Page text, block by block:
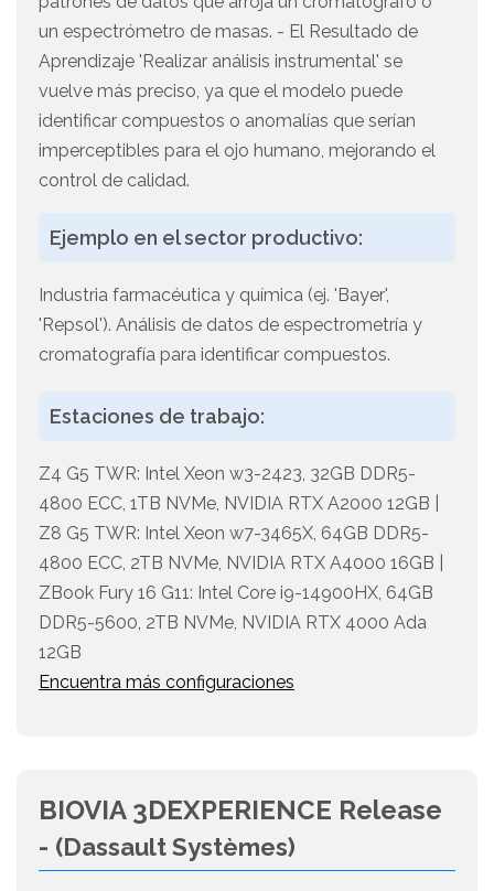
un espectrómetro de masas. - El Resultado de
Aprendizaje 'Realizar análisis instrumental' se
vuelve más preciso, ya que el modelo puede
identificar compuestos o anomalías que serían
imperceptibles para el ojo humano, mejorando el
control de calidad.
Ejemplo en el sector productivo:
Industria farmacéutica y química (ej. 'Bayer',
'Repsol'). Análisis de datos de espectrometría y
cromatografía para identificar compuestos.
Estaciones de trabajo:
Z4 G5 TWR: Intel Xeon w3-2423, 32GB DDR5-
4800 ECC, 1TB NVMe, NVIDIA RTX A2000 12GB |
Z8 G5 TWR: Intel Xeon w7-3465X, 64GB DDR5-
4800 ECC, 2TB NVMe, NVIDIA RTX A4000 16GB |
ZBook Fury 16 G11: Intel Core i9-14900HX, 64GB
DDR5-5600, 2TB NVMe, NVIDIA RTX 4000 Ada
12GB
Encuentra más configuraciones
BIOVIA 3DEXPERIENCE Release
- (Dassault Systèmes)